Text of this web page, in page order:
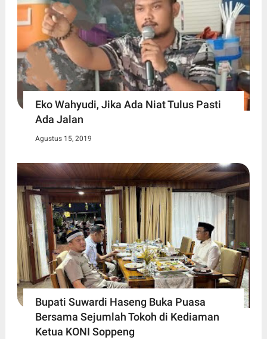
Eko Wahyudi, Jika Ada Niat Tulus Pasti
Ada Jalan
Agustus 15, 2019
Bupati Suwardi Haseng Buka Puasa
Bersama Sejumlah Tokoh di Kediaman
Ketua KONI Soppeng